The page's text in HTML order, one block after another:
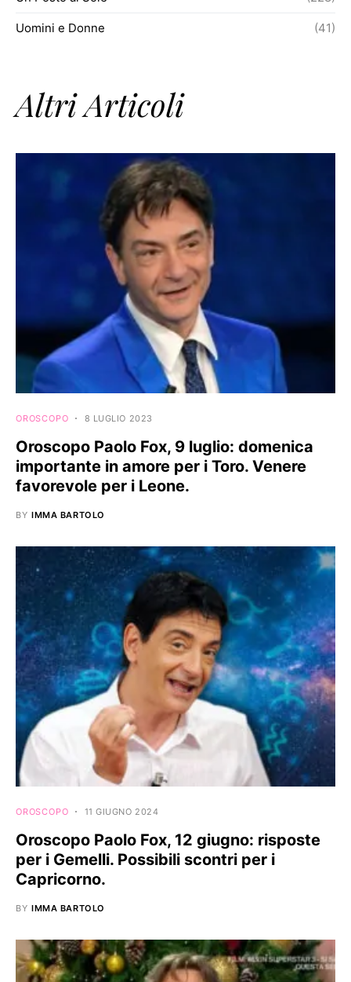
Uomini e Donne (41)
Altri Articoli
OROSCOPO 8 LUGLIO 2023
Oroscopo Paolo Fox, 9 luglio: domenica
importante in amore per i Toro. Venere
favorevole per i Leone.
BY IMMA BARTOLO
OROSCOPO 11 GIUGNO 2024
Oroscopo Paolo Fox, 12 giugno: risposte
per i Gemelli. Possibili scontri per i
Capricorno.
BY IMMA BARTOLO